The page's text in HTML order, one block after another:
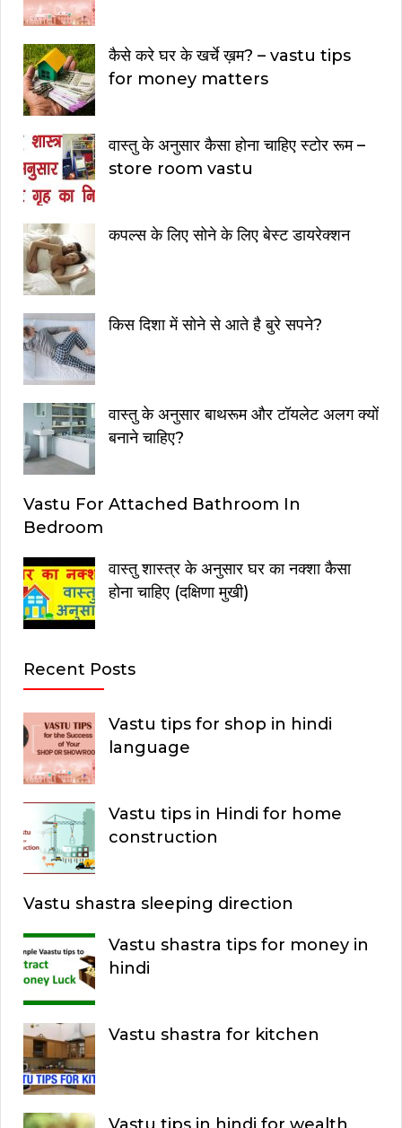
कैसे करे घर के खर्चे ख़म? – vastu tips
for money matters
वास्तु के अनुसार कैसा होना चाहिए स्टोर रूम –
store room vastu
कपल्स के लिए सोने के लिए बेस्ट डायरेक्शन
किस दिशा में सोने से आते है बुरे सपने?
वास्तु के अनुसार बाथरूम और टॉयलेट अलग क्यों
बनाने चाहिए?
Vastu For Attached Bathroom In
Bedroom
वास्तु शास्त्र के अनुसार घर का नक्शा कैसा
होना चाहिए (दक्षिणा मुखी)
Recent Posts
Vastu tips for shop in hindi
language
Vastu tips in Hindi for home
construction
Vastu shastra sleeping direction
Vastu shastra tips for money in
hindi
Vastu shastra for kitchen